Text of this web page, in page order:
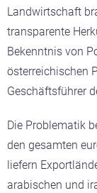
Landwirtschaft
transparente
Bekenntnis von
österreichischen
Geschäftsführer
Die Problematik
den gesamten
liefern
arabischen und